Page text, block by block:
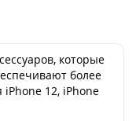
которые
более
12, iPhone